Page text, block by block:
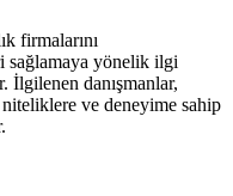
firmalarını
sağlamaya yönelik ilgi
İlgilenen danışmanlar,
ve deneyime sahip